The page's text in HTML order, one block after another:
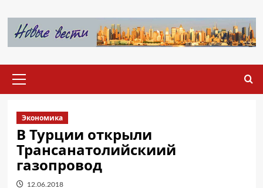
содержимому
меню
Экономика
В Турции открыли
Трансанатолийскиий
газопровод
12.06.2018